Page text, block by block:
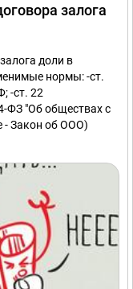
залога
доли в
нормы: -ст.
-ст. 22
ФЗ "Об обществах с
- Закон об ООО)